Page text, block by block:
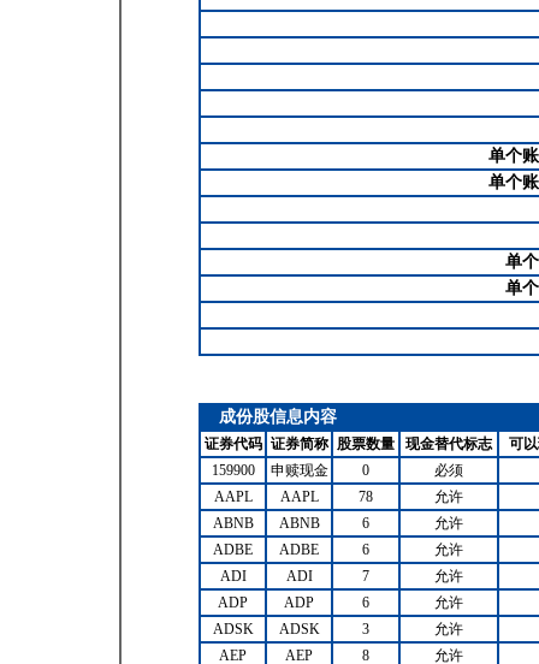
单个
单个
单
单
成份股信息内容
证券代码 证券简称 股票数量 现金替代标志
可
159900
申赎现金 0
必须
AAPL
AAPL 78
允许
ABNB
ABNB 6
允许
ADBE
ADBE 6
允许
ADI
ADI 7
允许
ADP
ADP 6
允许
ADSK
ADSK 3
允许
AEP
AEP 8
允许